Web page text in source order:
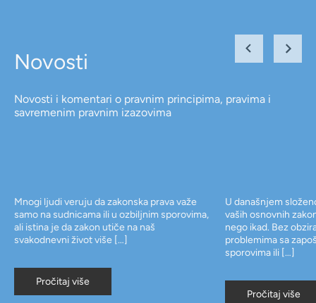
Novosti
Novosti i komentari o pravnim principima, pravima i
savremenim pravnim izazovima
Mnogi ljudi veruju da zakonska prava važe
samo na sudnicama ili u ozbiljnim sporovima,
ali istina je da zakon utiče na naš
svakodnevni život više […]
Pročitaj više
U današnjem
vaših osnovnih
nego ikad. Bez
problemima sa
sporovima ili […]
Pročitaj više